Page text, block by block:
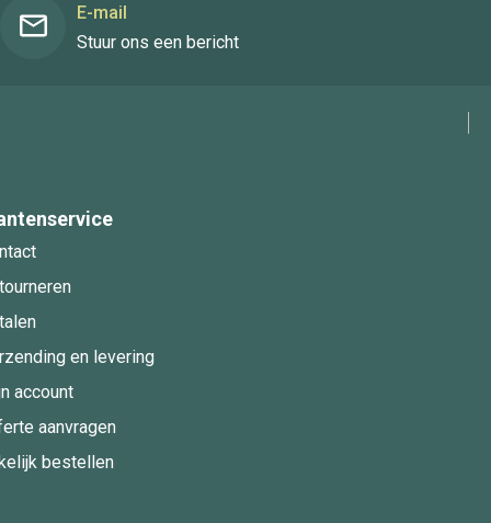
E-mail
Stuur ons een bericht
en levering
account
aanvragen
bestellen